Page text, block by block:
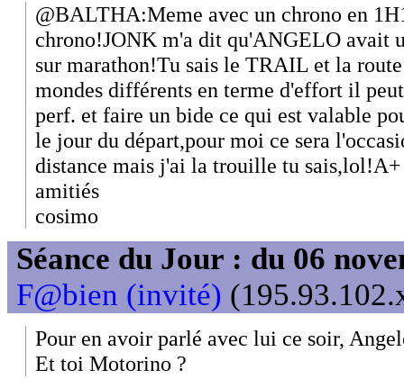
@BALTHA:Meme avec un chrono en
chrono!JONK m'a dit qu'ANGELO avait
sur marathon!Tu sais le TRAIL et la
mondes différents en terme d'effort il
perf. et faire un bide ce qui est valable
le jour du départ,pour moi ce sera
distance mais j'ai la trouille tu sais,lol!A+
amitiés
cosimo
Séance du Jour : du 06
F@bien (invité)
Pour en avoir parlé avec lui ce soir,
Et toi Motorino ?